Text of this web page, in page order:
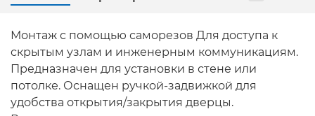
Монтаж с помощью саморезов Для доступа к
скрытым узлам и инженерным коммуникациям.
Предназначен для установки в стене или
потолке. Оснащен ручкой-задвижкой для
удобства открытия/закрытия дверцы.